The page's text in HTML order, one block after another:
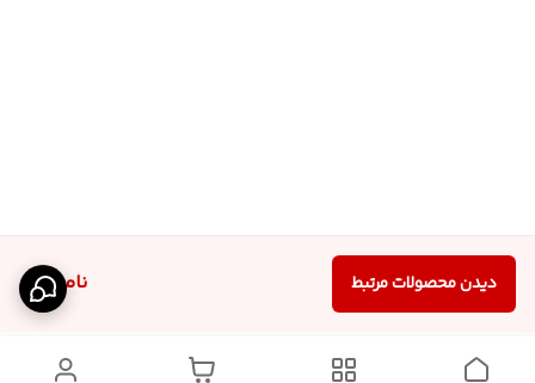
ناموجود دیدن محصولات مرتبط